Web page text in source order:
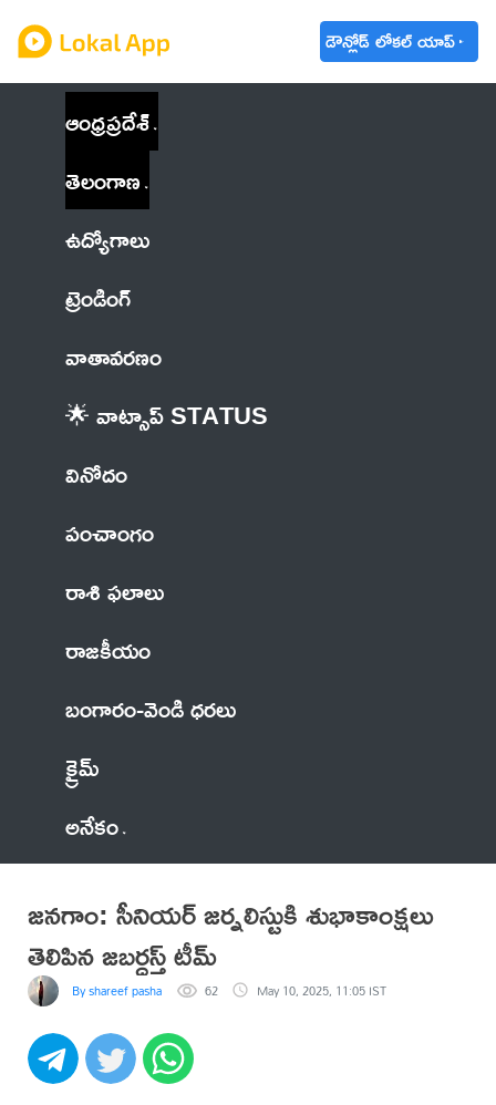
డౌన్లోడ్ లోకల్ యాప్
ఆంధ్రప్రదేశ్
తెలంగాణ
ఉద్యోగాలు
ట్రెండింగ్
వాతావరణం
🌟 వాట్సాప్ STATUS
వినోదం
పంచాంగం
రాశి ఫలాలు
రాజకీయం
బంగారం-వెండి ధరలు
క్రైమ్
అనేకం
జనగాం: సీనియర్ జర్నలిస్టుకి శుభాకాంక్షలు
తెలిపిన జబర్దస్త్ టీమ్
By shareef pasha 62 May 10, 2025, 11:05 IST